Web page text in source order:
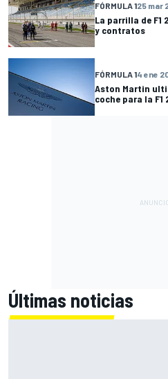
FÓRMULA 125 mar
La parrilla de F1
y contratos
FÓRMULA 14 ene
Aston Martin
coche para la F1
Últimas noticias